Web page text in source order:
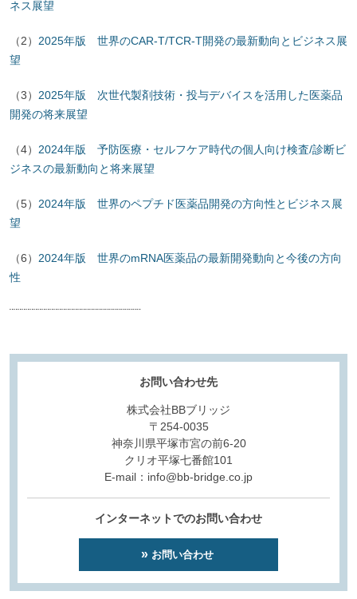
ネス展望
（2） 2025年版 世界のCAR-T/TCR-T開発の最新動向とビジネス展
望
（3） 2025年版 次世代製剤技術・投与デバイスを活用した医薬品
開発の将来展望
（4） 2024年版 予防医療・セルフケア時代の個人向け検査/診断ビ
ジネスの最新動向と将来展望
（5） 2024年版 世界のペプチド医薬品開発の方向性とビジネス展
望
（6） 2024年版 世界のmRNA医薬品の最新開発動向と今後の方向
性
¨¨¨¨¨¨¨¨¨¨¨¨¨¨¨¨¨¨¨¨¨¨¨¨¨¨¨¨¨¨¨¨¨
お問い合わせ先
株式会社BBブリッジ
〒254-0035
神奈川県平塚市宮の前6-20
クリオ平塚七番館101
E-mail：info@bb-bridge.co.jp
インターネットでのお問い合わせ
お問い合わせ